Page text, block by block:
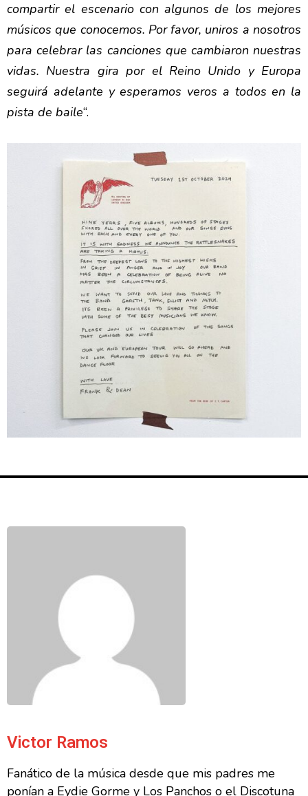
compartir el escenario con algunos de los mejores
músicos que conocemos. Por favor, uniros a nosotros
para celebrar las canciones que cambiaron nuestras
vidas. Nuestra gira por el Reino Unido y Europa
seguirá adelante y esperamos veros a todos en la
pista de baile“.
Victor Ramos
Fanático de la música desde que mis padres me
ponían a Eydie Gorme y Los Panchos o el Discotuna